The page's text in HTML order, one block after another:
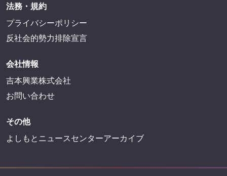
法務・規約
プライバシーポリシー
反社会的勢力排除宣言
会社情報
吉本興業株式会社
お問い合わせ
その他
よしもとニュースセンターアーカイブ